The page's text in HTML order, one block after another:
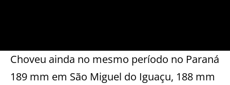
Choveu ainda no mesmo período no Paraná
189 mm em São Miguel do Iguaçu, 188 mm